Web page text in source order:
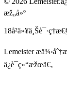
æž„å»º
18å²ä»¥ä¸Š
Lemeister
ä¿è¯ç»“æžœã€‚